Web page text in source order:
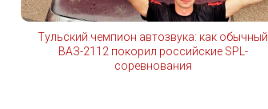
Тульский чемпион автозвука: как обычный
ВАЗ-2112 покорил российские SPL-
соревнования